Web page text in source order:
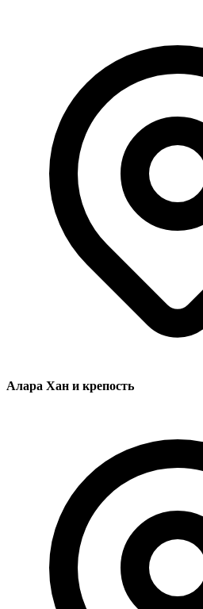
Алара Хан и крепость